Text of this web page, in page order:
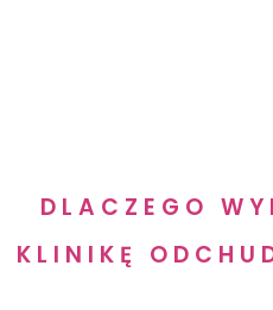
DLACZEGO
KLINIKĘ